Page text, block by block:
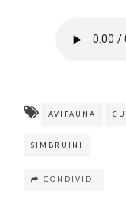
AVIFAUNA
SIMBRUINI
CONDIVIDI